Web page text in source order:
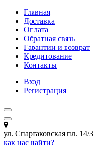
Главная
Доставка
Оплата
Обратная связь
Гарантии и возврат
Кредитование
Контакты
Вход
Регистрация
ул. Спартаковская пл. 14/3
как нас найти?